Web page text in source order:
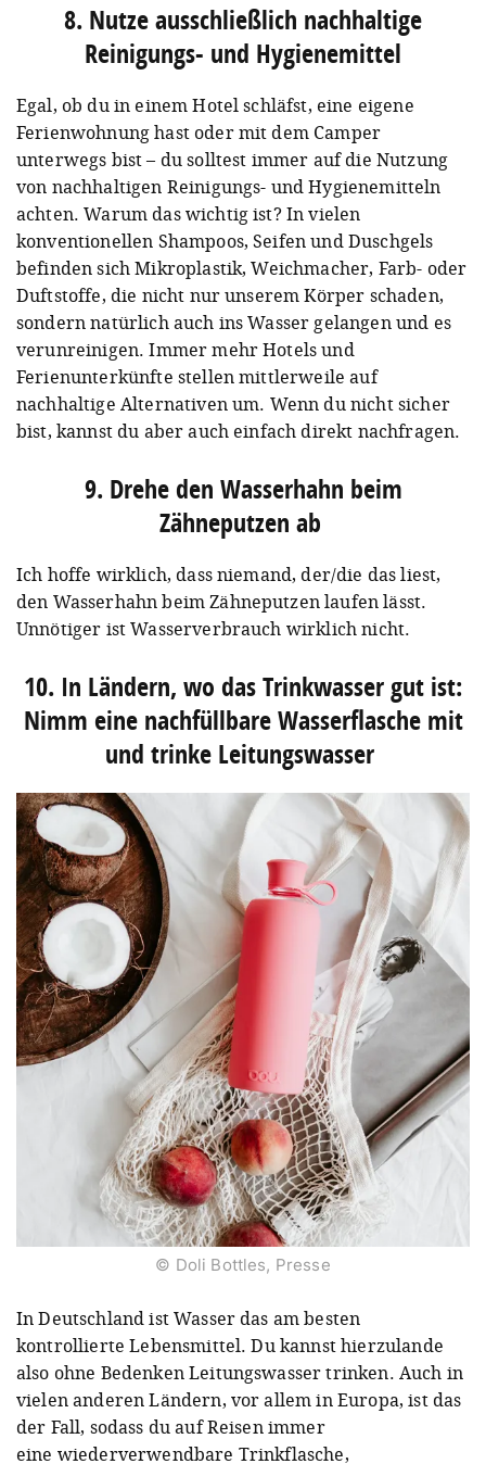
8. Nutze ausschließlich nachhaltige
Reinigungs- und Hygienemittel
Egal, ob du in einem Hotel schläfst, eine eigene
Ferienwohnung hast oder mit dem Camper
unterwegs bist – du solltest immer auf die Nutzung
von nachhaltigen Reinigungs- und Hygienemitteln
achten. Warum das wichtig ist? In vielen
konventionellen Shampoos, Seifen und Duschgels
befinden sich Mikroplastik, Weichmacher, Farb- oder
Duftstoffe, die nicht nur unserem Körper schaden,
sondern natürlich auch ins Wasser gelangen und es
verunreinigen. Immer mehr Hotels und
Ferienunterkünfte stellen mittlerweile auf
nachhaltige Alternativen um. Wenn du nicht sicher
bist, kannst du aber auch einfach direkt nachfragen.
9. Drehe den Wasserhahn beim
Zähneputzen ab⁠
Ich hoffe wirklich, dass niemand, der/die das liest,
den Wasserhahn beim Zähneputzen laufen lässt.
Unnötiger ist Wasserverbrauch wirklich nicht.
10. In Ländern, wo das Trinkwasser gut ist:
Nimm eine nachfüllbare Wasserflasche mit
und trinke ⁠Leitungswasser⁠
© Doli Bottles, Presse
In Deutschland ist Wasser das am besten
kontrollierte Lebensmittel. Du kannst hierzulande
also ohne Bedenken Leitungswasser trinken. Auch in
vielen anderen Ländern, vor allem in Europa, ist das
der Fall, sodass du auf Reisen immer
eine wiederverwendbare Trinkflasche,